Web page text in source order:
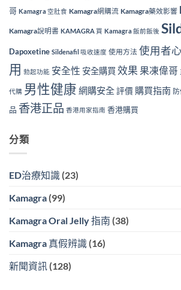
哥 Kamagra 空肚食 Kamagra網購流 Kamagra藥效影響
Kamagra說明書 KAMAGRA 買 Kamagra 飯前飯後
Dapoxetine Sildenafil 吸收速度 使用方法 使用者
用 勃起功能 安全性 安全購買 效果 果凍偉哥
代購 男性健康 網購安全評價 購買指南
品 香港正品 香港用家指南 香港購買
分類
ED治療知識 (23)
Kamagra (99)
Kamagra Oral Jelly 指南 (38)
Kamagra 真假辨識 (16)
新聞資訊 (128)